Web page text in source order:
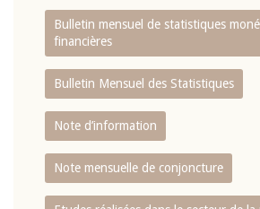
Bulletin mensuel de statistiques
financières
Bulletin Mensuel des Statistiques
Note d’information
Note mensuelle de conjoncture